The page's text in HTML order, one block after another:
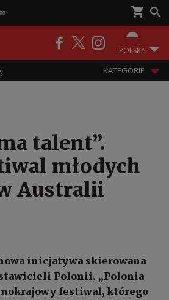
POLSKA
KATEGORIE
talent”.
młodych
Australii
inicjatywa skierowana
Polonii. „Polonia
festiwal, którego